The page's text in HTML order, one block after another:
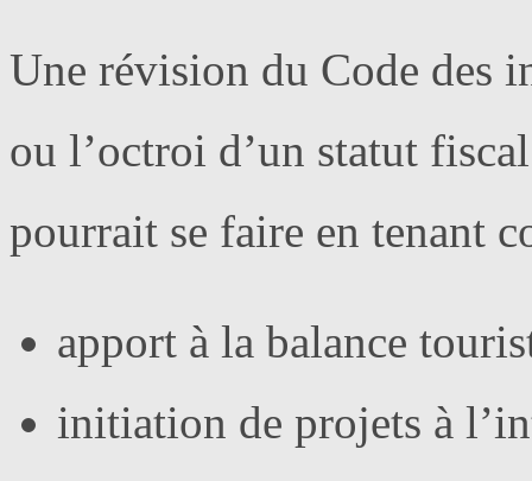
Une révision du Code des
ou l’octroi d’un statut
pourrait se faire en tenant
apport à la balance
initiation de projets à